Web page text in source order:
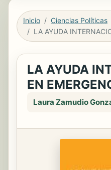
Inicio
Ciencias Políticas
LA AYUDA
EN
Laura Zamudio